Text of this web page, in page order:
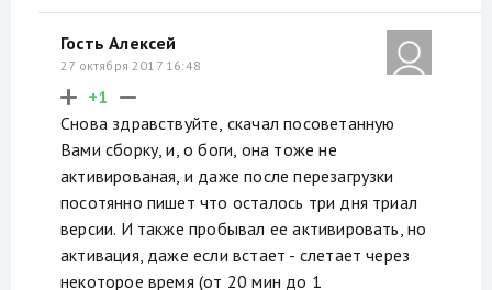
Гость Алексей
27 октября 2017 16:48
+1
Снова здравствуйте, скачал посоветанную
Вами сборку, и, о боги, она тоже не
активированая, и даже после перезагрузки
посотянно пишет что осталось три дня триал
версии. И также пробывал ее активировать, но
активация, даже если встает - слетает через
некоторое время (от 20 мин до 1